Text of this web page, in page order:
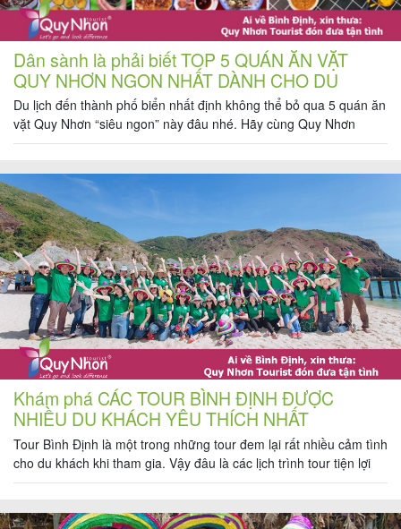
Dân sành là phải biết TOP 5 QUÁN ĂN VẶT
QUY NHƠN NGON NHẤT DÀNH CHO DU
KHÁCH
Du lịch đến thành phố biển nhất định không thể bỏ qua 5 quán ăn
vặt Quy Nhơn “siêu ngon” này đâu nhé. Hãy cùng Quy Nhơn
Tourist khám phá xem các quán ăn vặt này có gì mà được yêu
Khám phá CÁC TOUR BÌNH ĐỊNH ĐƯỢC
NHIỀU DU KHÁCH YÊU THÍCH NHẤT
Tour Bình Định là một trong những tour đem lại rất nhiều cảm tình
cho du khách khi tham gia. Vậy đâu là các lịch trình tour tiện lợi
được nhiều du khách quan tâm và yêu thích nhất. Hãy cùng Quy